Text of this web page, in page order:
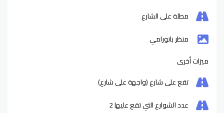
مطلة على الشارع
منظر بانورامي
ميزات أخرى
تقع على شارع (واجهة على شارع)
عدد الشوارع التي تقع عليها2